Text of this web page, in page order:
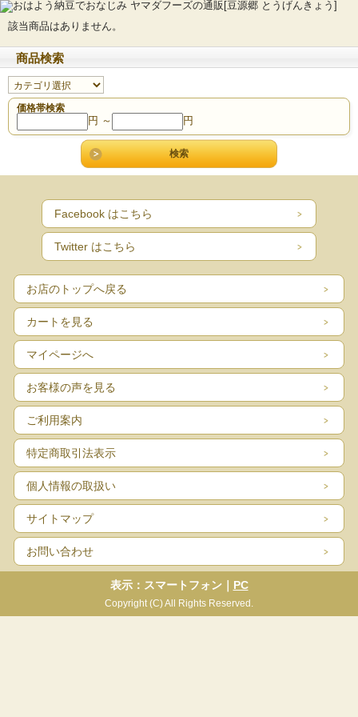
該当商品はありません。
商品検索
価格帯検索
円 ～ 円
Facebook はこちら
Twitter はこちら
お店のトップへ戻る
カートを見る
マイページへ
お客様の声を見る
ご利用案内
特定商取引法表示
個人情報の取扱い
サイトマップ
お問い合わせ
表示：スマートフォン｜ PC
Copyright (C) All Rights Reserved.